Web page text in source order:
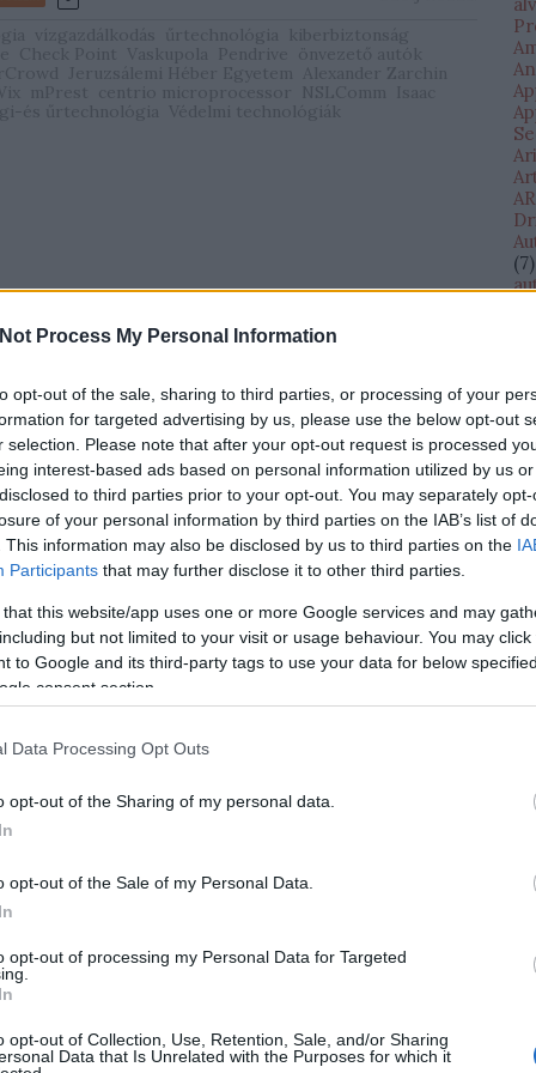
Process My Personal Information
opt-out of the sale, sharing to third parties, or processing of your
for targeted advertising by us, please use the below opt-out
selection. Please note that after your opt-out request is processed
interest-based ads based on personal information utilized by us
to third parties prior to your opt-out. You may separately
of your personal information by third parties on the IAB’s list of
This information may also be disclosed by us to third parties on the
Participants that may further disclose it to other third parties.
that this website/app uses one or more Google services and may
but not limited to your visit or usage behaviour. You may
to Google and its third-party tags to use your data for below
consent section.
Data Processing Opt Outs
opt-out of the Sharing of my personal data.
opt-out of the Sale of my Personal Data.
opt-out of processing my Personal Data for Targeted
opt-out of Collection, Use, Retention, Sale, and/or Sharing
Data that Is Unrelated with the Purposes for which it
(7)
(1)